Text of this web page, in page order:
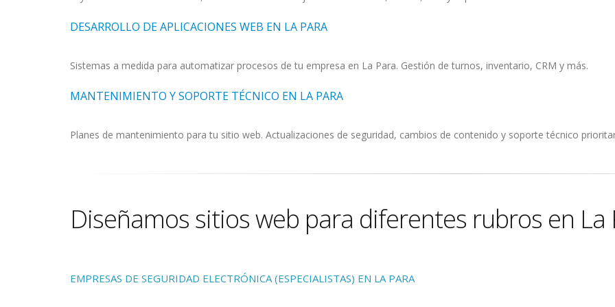
DESARROLLO DE APLICACIONES WEB EN LA PARA
Sistemas a medida para automatizar procesos de tu empresa en La Para. Gestión de turnos, inventario, CRM y más.
MANTENIMIENTO Y SOPORTE TÉCNICO EN LA PARA
Planes de mantenimiento para tu sitio web. Actualizaciones de seguridad, cambios de contenido y soporte técnico
Diseñamos sitios web para diferentes rubros en La
EMPRESAS DE SEGURIDAD ELECTRÓNICA (ESPECIALISTAS) EN LA PARA